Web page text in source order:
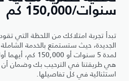
سنوات/150,000 كم
تبدأ تجربة امتلاكك من اللحظة التي
الجديدة، حيث ستستمتع بالخدمة
لمدة 5 سنوات أو
هي طريقتنا في الترحيب بك وضمان أن
استثنائية في كل تفاصيلها.